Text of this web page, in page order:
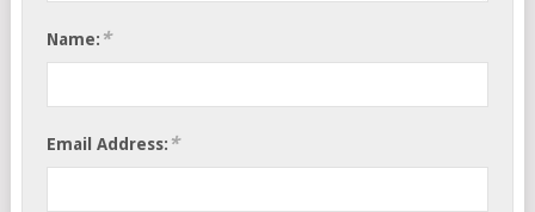
Name: *
Email Address: *